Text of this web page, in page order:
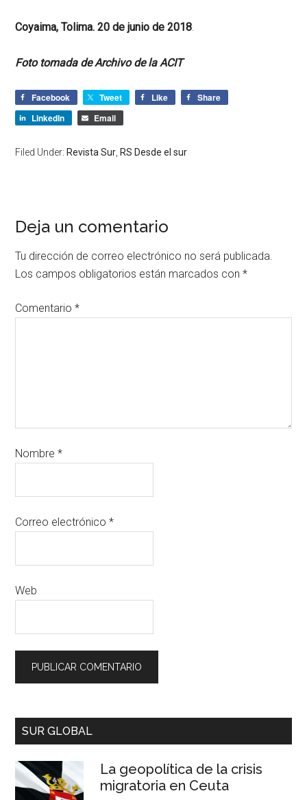
Coyaima, Tolima. 20 de junio de 2018
Foto tomada de Archivo de la ACIT
Facebook Tweet Like
Share
LinkedIn
Email
Filed Under: Revista Sur RS Desde el sur
Deja un comentario
Tu dirección de correo electrónico no será publicada.
Los campos obligatorios están marcados con*
Comentario*
Nombre*
Correo electrónico*
Web
SUR GLOBAL
La geopolítica de la crisis
migratoria en Ceuta